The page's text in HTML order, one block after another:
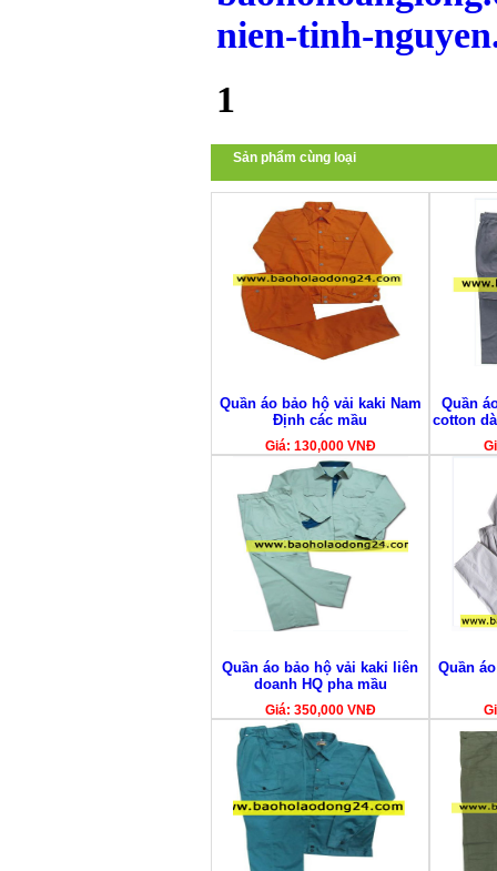
nien-tinh-
1
Sản phẩm cùng loại
Quần áo bảo hộ vải kaki Nam
Định các mầu
Giá: 130,000 VNĐ
Quần
cotton
Quần áo bảo hộ vải kaki liên
doanh HQ pha mầu
Giá: 350,000 VNĐ
Quần